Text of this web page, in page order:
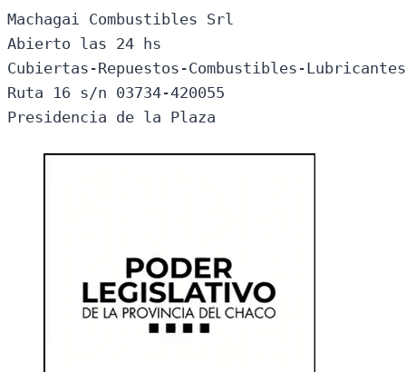
Machagai Combustibles Srl
Abierto las 24 hs
Cubiertas-Repuestos-Combustibles-
Ruta 16 s/n 03734-420055
Presidencia de la Plaza